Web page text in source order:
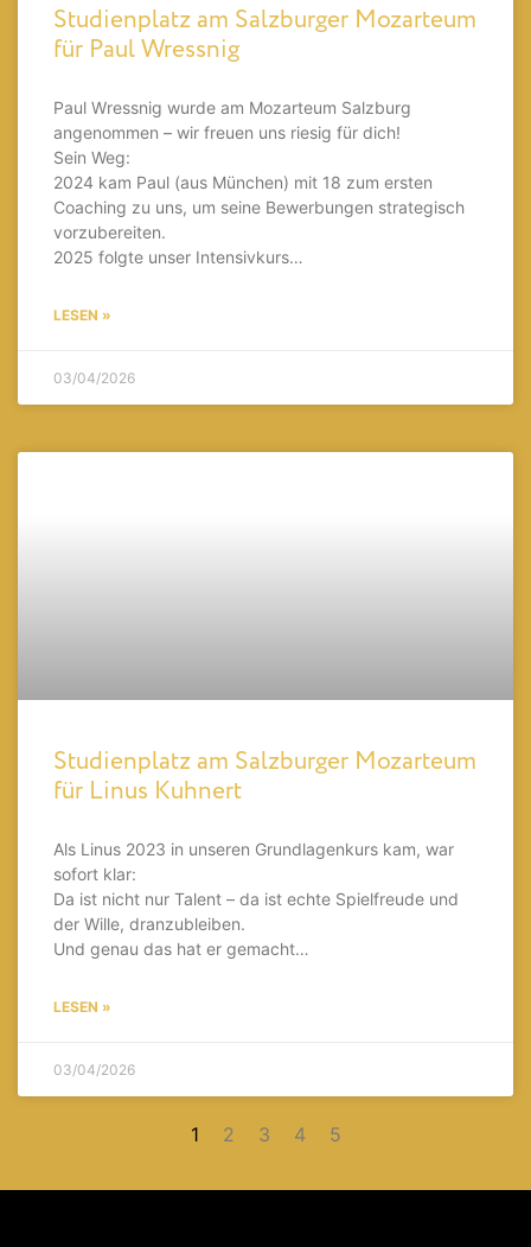
Studienplatz am Salzburger Mozarteum
für Paul Wressnig
Paul Wressnig wurde am Mozarteum Salzburg
angenommen – wir freuen uns riesig für dich!
Sein Weg:
2024 kam Paul (aus München) mit 18 zum ersten
Coaching zu uns, um seine Bewerbungen strategisch
vorzubereiten.
2025 folgte unser Intensivkurs…
LESEN »
03/04/2026
Studienplatz am Salzburger Mozarteum
für Linus Kuhnert
Als Linus 2023 in unseren Grundlagenkurs kam, war
sofort klar:
Da ist nicht nur Talent – da ist echte Spielfreude und
der Wille, dranzubleiben.
Und genau das hat er gemacht…
LESEN »
03/04/2026
1 2 3 4 5